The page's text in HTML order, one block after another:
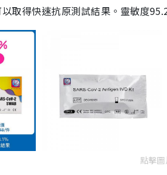
取得快速抗原測試結果。靈敏度
點擊